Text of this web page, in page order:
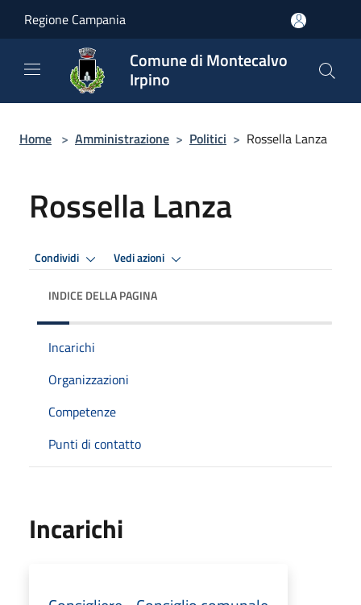
Regione Campania
Comune di Montecalvo
Irpino
Home > Amministrazione > Politici > Rossella Lanza
Rossella Lanza
Condividi Vedi azioni
INDICE DELLA PAGINA
Incarichi
Organizzazioni
Competenze
Punti di contatto
Incarichi